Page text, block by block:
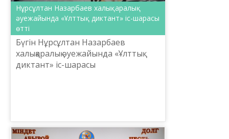
Нұрсұлтан Назарбаев халықаралық
әуежайында «Ұлттық диктант» іс-шарасы
өтті
Бүгін Нұрсұлтан Назарбаев
халықаралық әуежайында «Ұлттық
диктант» іс-шарасы